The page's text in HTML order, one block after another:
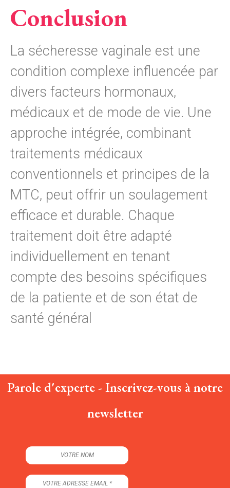
Conclusion
La sécheresse vaginale est une
condition complexe influencée par
divers facteurs hormonaux,
médicaux et de mode de vie. Une
approche intégrée, combinant
traitements médicaux
conventionnels et principes de la
MTC, peut offrir un soulagement
efficace et durable. Chaque
traitement doit être adapté
individuellement en tenant
compte des besoins spécifiques
de la patiente et de son état de
santé général
Parole d'experte - Inscrivez-vous à notre
newsletter